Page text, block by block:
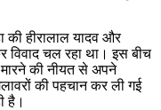
हीरालाल यादव और
चल रहा था। इस बीच
मारने की नीयत से अपने
की पहचान कर ली गई
है।